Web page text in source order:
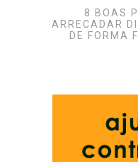
8 BOAS
ARRECADAR
DE FORMA